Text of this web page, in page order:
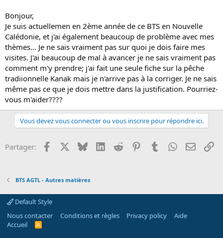
Bonjour,
Je suis actuellemen en 2ème année de ce BTS en Nouvelle
Calédonie, et j'ai également beaucoup de problème avec mes
thèmes... Je ne sais vraiment pas sur quoi je dois faire mes
visites. J'ai beaucoup de mal à avancer je ne sais vraiment pas
comment m'y prendre; j'ai fait une seule fiche sur la pêche
tradiionnelle Kanak mais je n'arrive pas à la corriger. Je ne sais
même pas ce que je dois mettre dans la justification. Pourriez-
vous m'aider????
Vous devez vous connecter ou vous inscrire pour répondre ici.
Partager: Facebook BlueskyLinkedInReddit PinterestTumblrWhatsApp
Email
BTS AGTL - Autres matières
Default Style
Nous contacter
Conditions et règles Privacy policy
Aide
Accueil
R